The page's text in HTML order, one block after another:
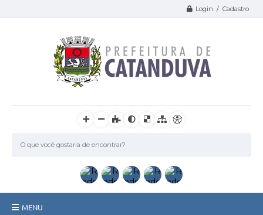
Login / Cadastro
MENU